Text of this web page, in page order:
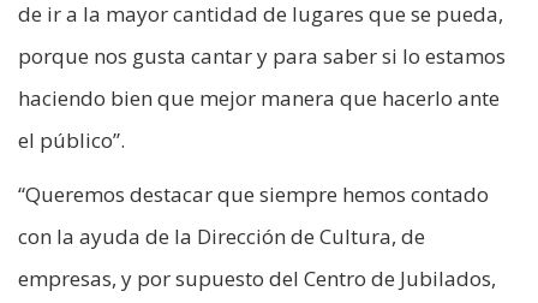
de ir a la mayor cantidad de lugares que se pueda,
porque nos gusta cantar y para saber si lo estamos
haciendo bien que mejor manera que hacerlo ante
el público”.
“Queremos destacar que siempre hemos contado
con la ayuda de la Dirección de Cultura, de
empresas, y por supuesto del Centro de Jubilados,